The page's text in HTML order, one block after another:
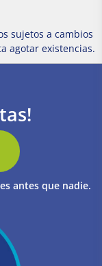
sujetos a cambios
agotar existencias.
antes que nadie.